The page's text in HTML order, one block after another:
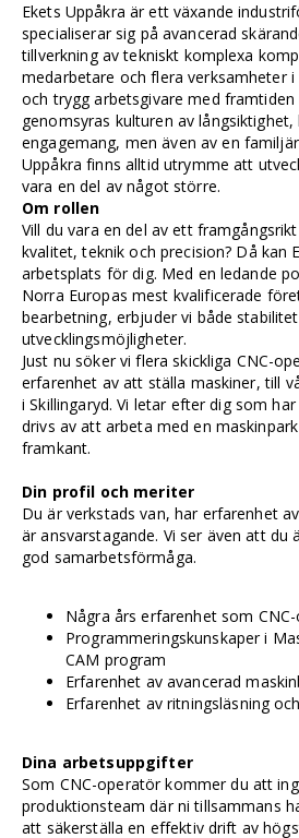
Ekets Uppåkra är ett växande
specialiserar sig på avancerad
tillverkning av tekniskt komplexa
medarbetare och flera verksamheter i
och trygg arbetsgivare med framtiden
genomsyras kulturen av
engagemang, men även av en
Uppåkra finns alltid utrymme att
vara en del av något större.
Om rollen
Vill du vara en del av ett
kvalitet, teknik och precision? Då kan
arbetsplats för dig. Med en ledande
Norra Europas mest kvalificerade
bearbetning, erbjuder vi både
utvecklingsmöjligheter.
Just nu söker vi flera skickliga CNC-
erfarenhet av att ställa maskiner, till
i Skillingaryd. Vi letar efter dig som
drivs av att arbeta med en
framkant.
Din profil och meriter
Du är verkstads van, har erfarenhet
är ansvarstagande. Vi ser även att du
god samarbetsförmåga.
Några års erfarenhet som
Programmeringskunskaper i
CAM program
Erfarenhet av avancerad
Erfarenhet av ritningsläsning
Dina arbetsuppgifter
Som CNC-operatör kommer du att
produktionsteam där ni tillsammans
att säkerställa en effektiv drift av